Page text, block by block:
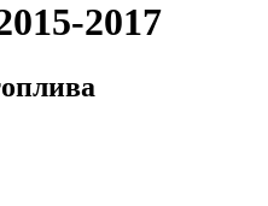
2017